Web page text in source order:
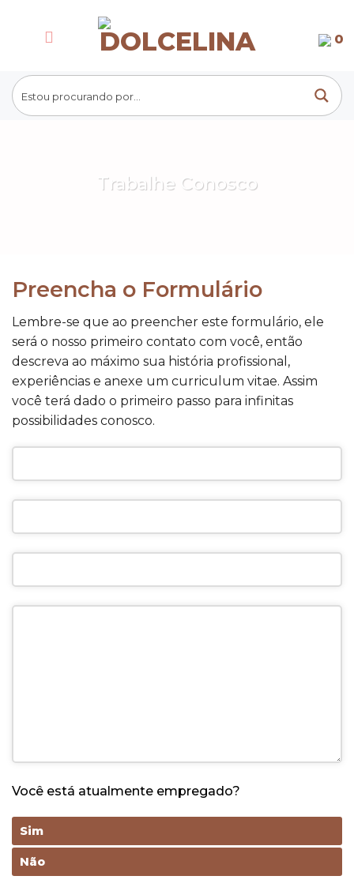
0
Trabalhe Conosco
Preencha o Formulário
Lembre-se que ao preencher este formulário, ele
será o nosso primeiro contato com você, então
descreva ao máximo sua história profissional,
experiências e anexe um curriculum vitae. Assim
você terá dado o primeiro passo para infinitas
possibilidades conosco.
Você está atualmente empregado?
Sim
Não